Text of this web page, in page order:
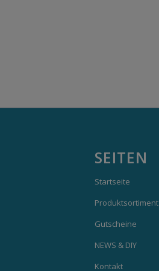
SEITEN
Startseite
Produktsortiment
Gutscheine
NEWS & DIY
Kontakt